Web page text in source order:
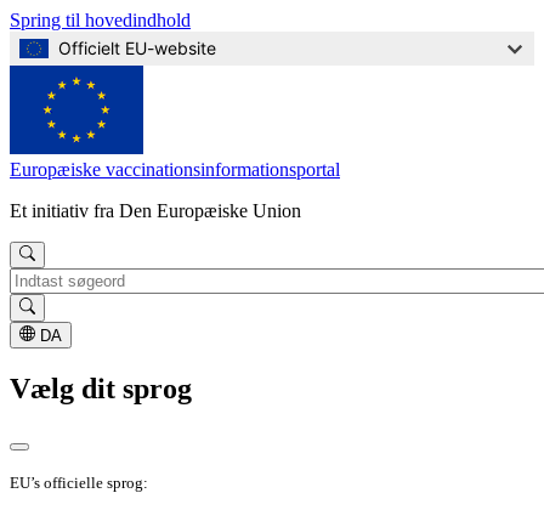
Spring til hovedindhold
Officielt EU-website
Europæiske vaccinationsinformationsportal
Et initiativ fra Den Europæiske Union
Søg
DA
Vælg dit sprog
EU’s officielle sprog: